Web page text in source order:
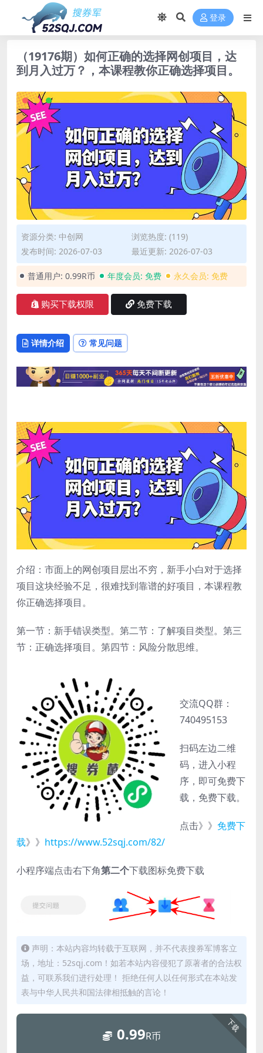
登录
（19176期）如何正确的选择网创项目，达
到月入过万？，本课程教你正确选择项目。
资源分类: 中创网
浏览热度: (119)
发布时间: 2026-07-03
最近更新: 2026-07-03
普通用户: 0.99R币 年度会员: 免费 永久会员: 免费
购买下载权限 免费下载
详情介绍 常见问题
介绍：市面上的网创项目层出不穷，新手小白对于选择
项目这块经验不足，很难找到靠谱的好项目，本课程教
你正确选择项目。
第一节：新手错误类型。第二节：了解项目类型。第三
节：正确选择项目。第四节：风险分散思维。
交流QQ群：
740495153
扫码左边二维
码，进入小程
序，即可免费下
载，免费下载。
点击》》 免费下
载》》 https://www.52sqj.com/82/
小程序端点击右下角第二个下载图标免费下载
声明：本站内容均转载于互联网，并不代表搜券军博客立
场，地址：52sqj.com！如若本站内容侵犯了原著者的合法权
益，可联系我们进行处理！ 拒绝任何人以任何形式在本站发
表与中华人民共和国法律相抵触的言论！
下载
0.99R币